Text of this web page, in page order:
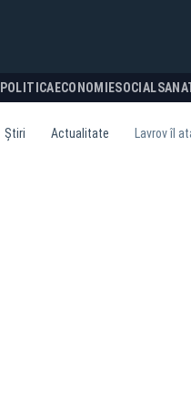
POLITICA ECONOMIESOCIAL
Știri Actualitate Lavrov îl